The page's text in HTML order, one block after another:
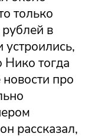
только
в
Нико тогда
про
рассказал,